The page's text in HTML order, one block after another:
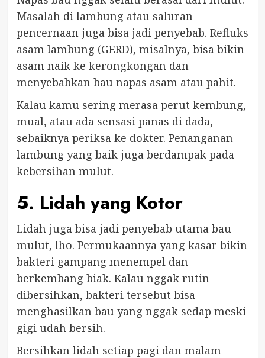
Masalah di lambung atau saluran
pencernaan juga bisa jadi penyebab. Refluks
asam lambung (GERD), misalnya, bisa bikin
asam naik ke kerongkongan dan
menyebabkan bau napas asam atau pahit.
Kalau kamu sering merasa perut kembung,
mual, atau ada sensasi panas di dada,
sebaiknya periksa ke dokter. Penanganan
lambung yang baik juga berdampak pada
kebersihan mulut.
5. Lidah yang Kotor
Lidah juga bisa jadi penyebab utama bau
mulut, lho. Permukaannya yang kasar bikin
bakteri gampang menempel dan
berkembang biak. Kalau nggak rutin
dibersihkan, bakteri tersebut bisa
menghasilkan bau yang nggak sedap meski
gigi udah bersih.
Bersihkan lidah setiap pagi dan malam